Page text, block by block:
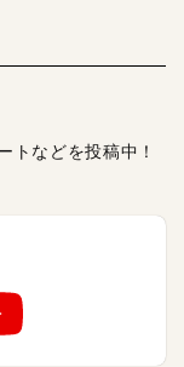
トなどを投稿中！